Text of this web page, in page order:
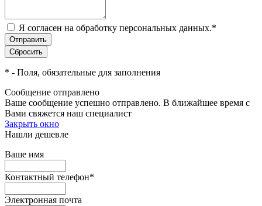
Я согласен на обработку персональных данных.*
* - Поля, обязательные для заполнения
Сообщение отправлено
Ваше сообщение успешно отправлено. В ближайшее время с
Вами свяжется наш специалист
Закрыть окно
Нашли дешевле
Ваше имя
Контактный телефон*
Электронная почта